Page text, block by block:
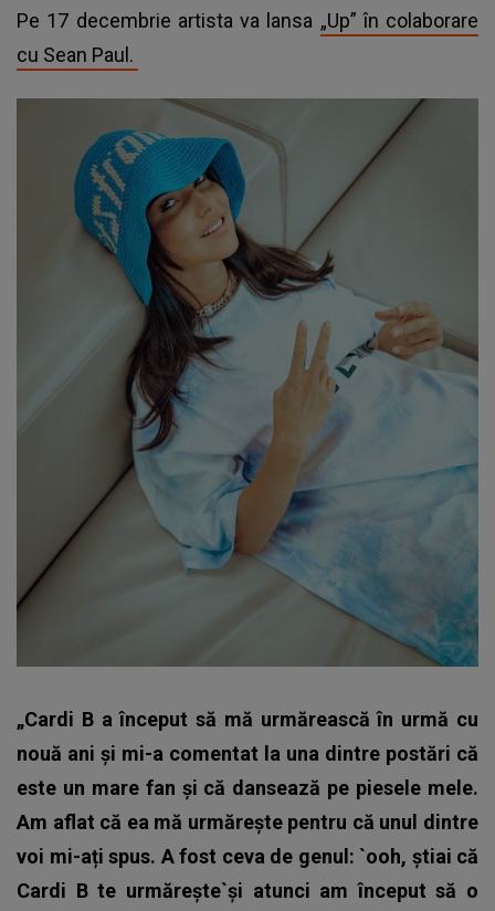
Pe 17 decembrie artista va lansa „Up” în colaborare
cu Sean Paul.
„Cardi B a început să mă urmărească în urmă cu
nouă ani și mi-a comentat la una dintre postări că
este un mare fan și că dansează pe piesele mele.
Am aflat că ea mă urmărește pentru că unul dintre
voi mi-ați spus. A fost ceva de genul: `ooh, știai că
Cardi B te urmărește`și atunci am început să o